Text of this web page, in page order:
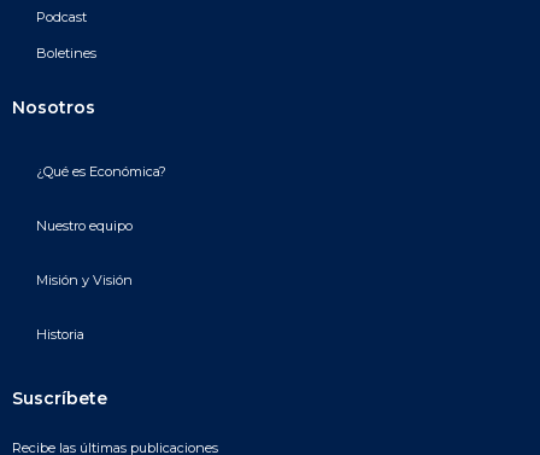
Podcast
Boletines
Nosotros
¿Qué es Económica?
Nuestro equipo
Misión y Visión
Historia
Suscríbete
Recibe las últimas publicaciones